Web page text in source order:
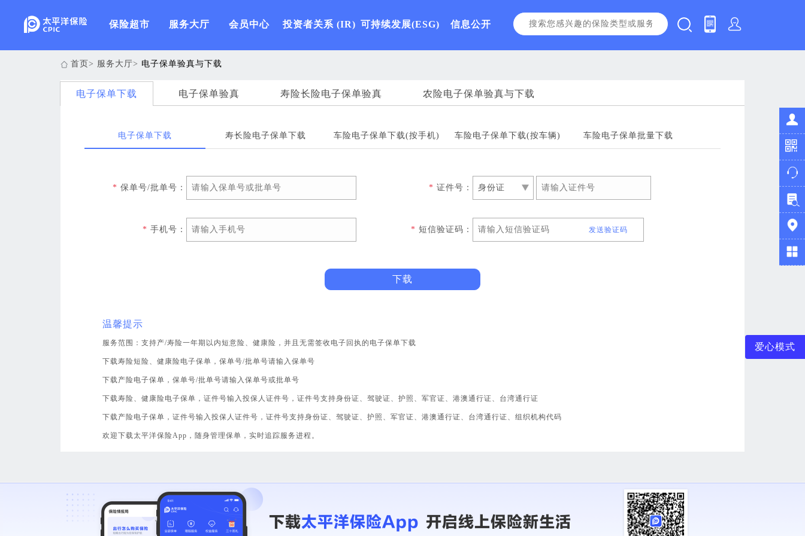
保险超市 服务大厅 会员中心 投资者关系 (IR) 可持续发展(ESG) 信息公开
首页> 服务大厅> 电子保单验真与下载
电子保单下载 电子保单验真 寿险长险电子保单验真 农险电子保单验真与下载
电子保单下载 寿长险电子保单下载 车险电子保单下载(按手机) 车险电子保单下载(按车辆) 车险电子保单批量下载
* 保单号/批单号： * 证件号：
身份证
角
* 手机号： * 短信验证码： 发送验证码
温馨提示
服务范围：支持产/寿险一年期以内短意险、健康险，并且无需签收电子回执的电子保单下载
下载寿险短险、健康险电子保单，保单号/批单号请输入保单号
下载产险电子保单，保单号/批单号请输入保单号或批单号
下载寿险、健康险电子保单，证件号输入投保人证件号，证件号支持身份证、驾驶证、护照、军官证、港澳通行证、台湾通行证
下载产险电子保单，证件号输入投保人证件号，证件号支持身份证、驾驶证、护照、军官证、港澳通行证、台湾通行证、组织机构代码
欢迎下载太平洋保险App，随身管理保单，实时追踪服务进程。
爱心模式